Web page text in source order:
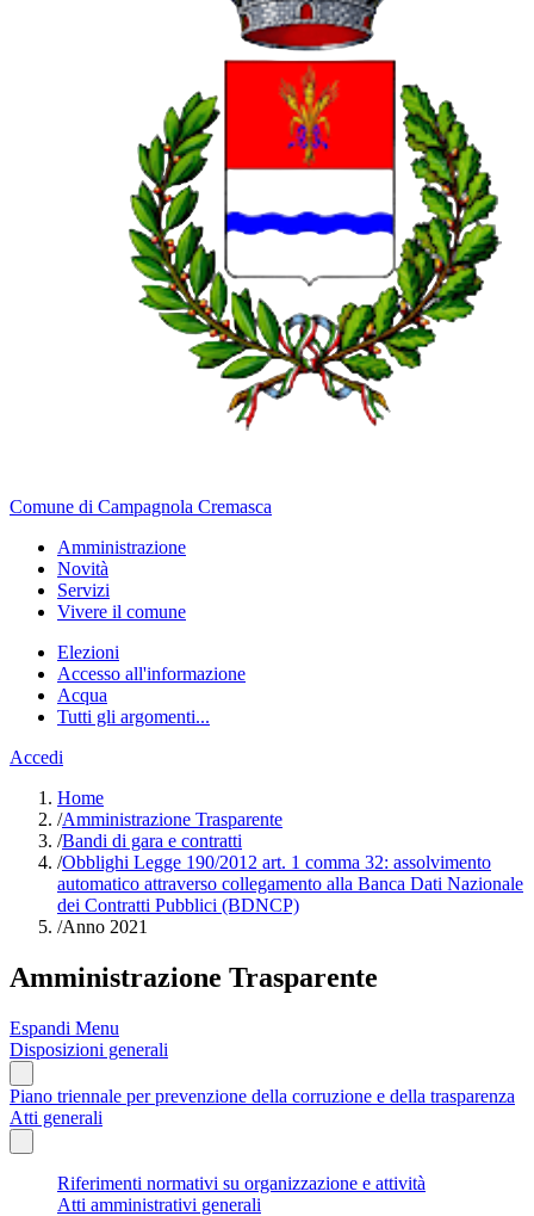
Comune di Campagnola Cremasca
Amministrazione
Novità
Servizi
Vivere il comune
Elezioni
Accesso all'informazione
Acqua
Tutti gli argomenti...
Accedi
Home
/Amministrazione Trasparente
/Bandi di gara e contratti
/Obblighi Legge 190/2012 art. 1 comma 32: assolvimento
automatico attraverso collegamento alla Banca Dati Nazionale
dei Contratti Pubblici (BDNCP)
/Anno 2021
Amministrazione Trasparente
Espandi Menu
Disposizioni generali
Piano triennale per prevenzione della corruzione e della trasparenza
Atti generali
Riferimenti normativi su organizzazione e attività
Atti amministrativi generali